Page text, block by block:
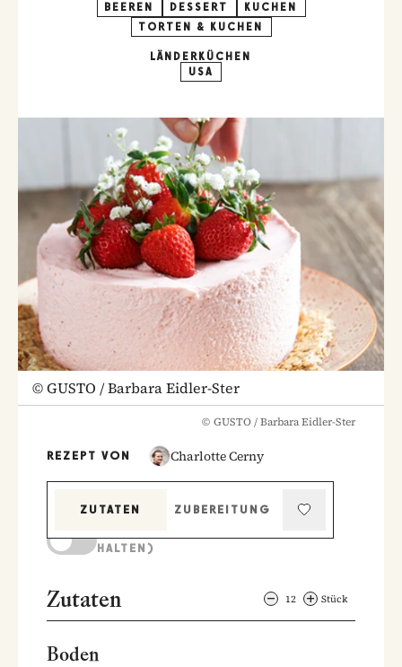
BEEREN
DESSERT
KUCHEN
TORTEN & KUCHEN
LÄNDERKÜCHEN
USA
©GUSTO / Barbara Eidler-Ster
© GUSTO / Barbara Eidler-Ster
REZEPT VON Charlotte Cerny
ZUTATEN
ZUBEREITUNG
HALTEN)
Zutaten 12 Stück
Boden